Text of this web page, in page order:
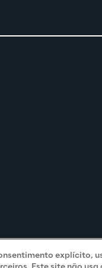
explícito,